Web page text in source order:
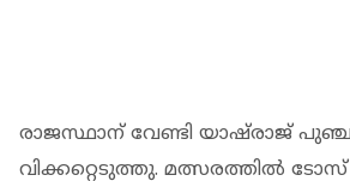
രാജസ്ഥാന് വേണ്ടി യാഷ്‌രാജ്
വിക്കറ്റെടുത്തു. മത്സരത്തില്‍ ടോസ്